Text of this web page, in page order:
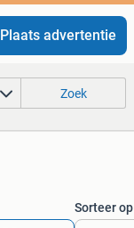
Plaats advertentie
Zoek
Sorteer op